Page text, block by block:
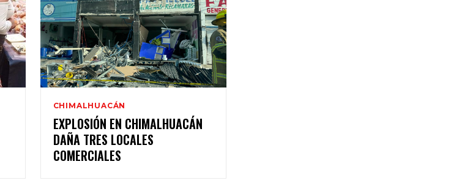
CHIMALHUACÁN
EXPLOSIÓN EN CHIMALHUACÁN
DAÑA TRES LOCALES
COMERCIALES